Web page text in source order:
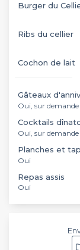
Burger du
Ribs du cellier
Cochon de lait
Gâteaux
Oui, sur demande
Cocktails
Oui, sur demande
Planches et
Oui
Repas assis
Oui